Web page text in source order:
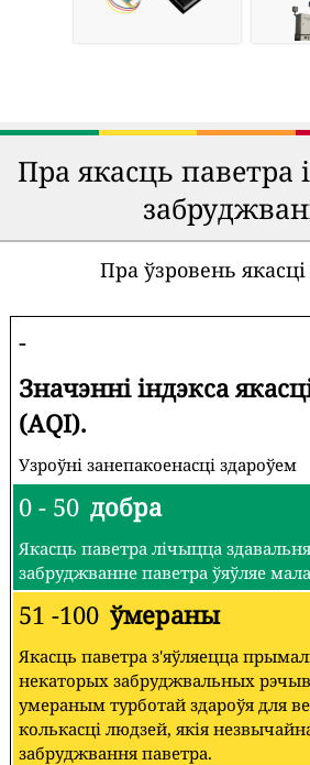
Пра якасць паветра
Пра ўзровень
-
Значэнні індэкса
(AQI).
Узроўні занепакоенасці здароўем
0 - 50 добра
Якасць паветра лічыцца
забруджванне паветра ўяўляе
51 -100 ўмераны
Якасць паветра з'яўляецца
некаторых забруджвальных
умераным турботай здароўя для
колькасці людзей, якія
забруджвання паветра.